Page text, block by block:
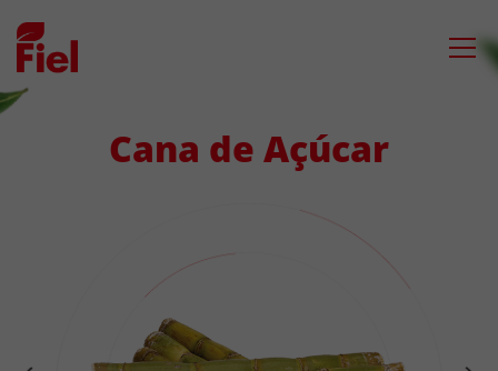
para
conteúdo
Cana de Açúcar